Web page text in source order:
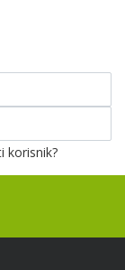
korisnik?